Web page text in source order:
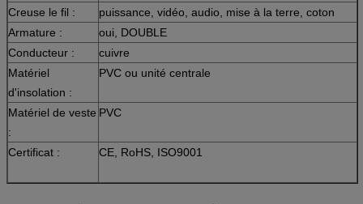
Creuse le fil :
puissance, vidéo, audio, mise à la terre, coton
Armature :
oui, DOUBLE
Conducteur :
cuivre
Matériel
d'insolation :
PVC ou unité centrale
Matériel de veste
:
PVC
Certificat : CE, RoHS, ISO9001